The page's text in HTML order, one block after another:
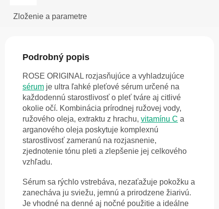
Zloženie a parametre
Podrobný popis
ROSE ORIGINAL rozjasňujúce a vyhladzujúce
sérum je ultra ľahké pleťové sérum určené na
každodennú starostlivosť o pleť tváre aj citlivé
okolie očí. Kombinácia prírodnej ružovej vody,
ružového oleja, extraktu z hrachu, vitamínu C a
arganového oleja poskytuje komplexnú
starostlivosť zameranú na rozjasnenie,
zjednotenie tónu pleti a zlepšenie jej celkového
vzhľadu.
Sérum sa rýchlo vstrebáva, nezaťažuje pokožku a
zanecháva ju sviežu, jemnú a prirodzene žiarivú.
Je vhodné na denné aj nočné použitie a ideálne